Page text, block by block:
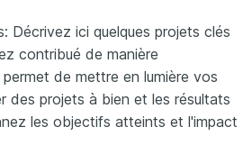
Décrivez ici quelques projets clés
contribué de manière
de mettre en lumière vos
des projets à bien et les résultats
les objectifs atteints et l'impact